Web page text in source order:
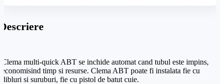
Email*
Telefon*
Cantitate (bucăți)
Clema multi-quick ABT se inchide automat cand tubul este impins,
economisind timp si resurse. Clema ABT poate fi instalata fie cu
dibluri si suruburi, fie cu pistol de batut cuie.